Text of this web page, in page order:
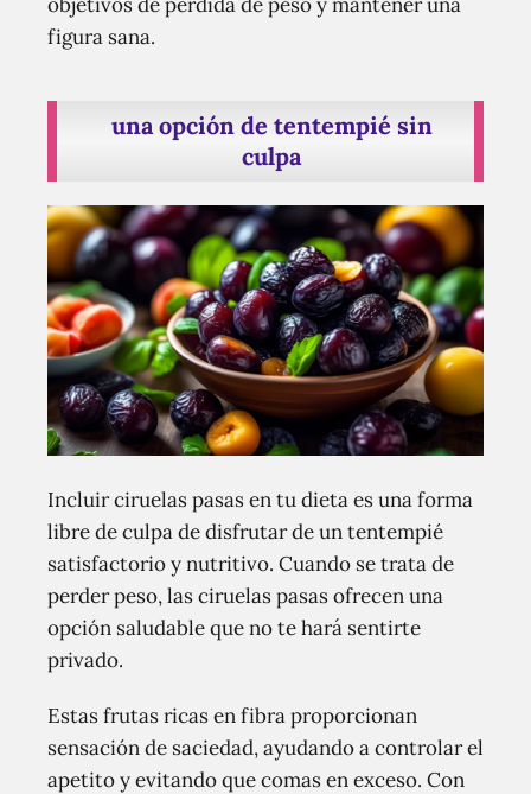
figura sana.
una opción de tentempié sin
culpa
Incluir ciruelas pasas en tu dieta es una forma
libre de culpa de disfrutar de un tentempié
satisfactorio y nutritivo. Cuando se trata de
perder peso, las ciruelas pasas ofrecen una
opción saludable que no te hará sentirte
privado.
Estas frutas ricas en fibra proporcionan
sensación de saciedad, ayudando a controlar el
apetito y evitando que comas en exceso. Con